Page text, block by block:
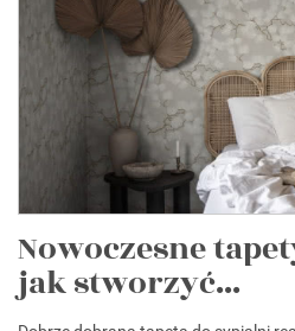
Nowoczesne
jak stworzyć...